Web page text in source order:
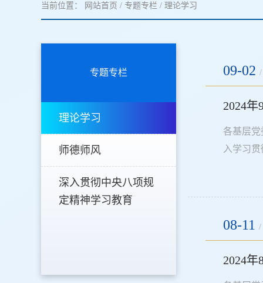
当前位置： 网站首页 / 专题专栏 / 理论学习
专题专栏
理论学习
师德师风
深入贯彻中央八项规
定精神学习教育
09-02 /
2024
各基层党
入学习
08-11 /
2024